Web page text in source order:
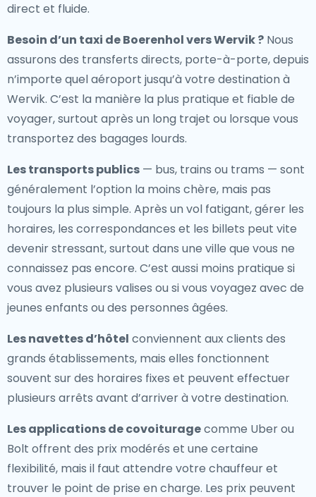
direct et fluide.
Besoin d’un taxi de Boerenhol vers Wervik? Nous
assurons des transferts directs, porte-à-porte, depuis
n’importe quel aéroport jusqu’à votre destination à
Wervik. C’est la manière la plus pratique et fiable de
voyager, surtout après un long trajet ou lorsque vous
transportez des bagages lourds.
Les transports publics — bus, trains ou trams — sont
généralement l’option la moins chère, mais pas
toujours la plus simple. Après un vol fatigant, gérer les
horaires, les correspondances et les billets peut vite
devenir stressant, surtout dans une ville que vous ne
connaissez pas encore. C’est aussi moins pratique si
vous avez plusieurs valises ou si vous voyagez avec de
jeunes enfants ou des personnes âgées.
Les navettes d’hôtel conviennent aux clients des
grands établissements, mais elles fonctionnent
souvent sur des horaires fixes et peuvent effectuer
plusieurs arrêts avant d’arriver à votre destination.
Les applications de covoituragecomme Uber ou
Bolt offrent des prix modérés et une certaine
flexibilité, mais il faut attendre votre chauffeur et
trouver le point de prise en charge. Les prix peuvent